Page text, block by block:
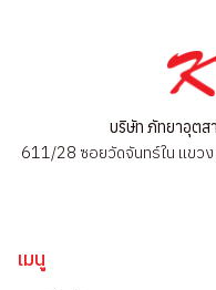
บริษัท ภัทยาอุตส
611/28 ซอยวัดจันทร์ใน แขวง
เมนู